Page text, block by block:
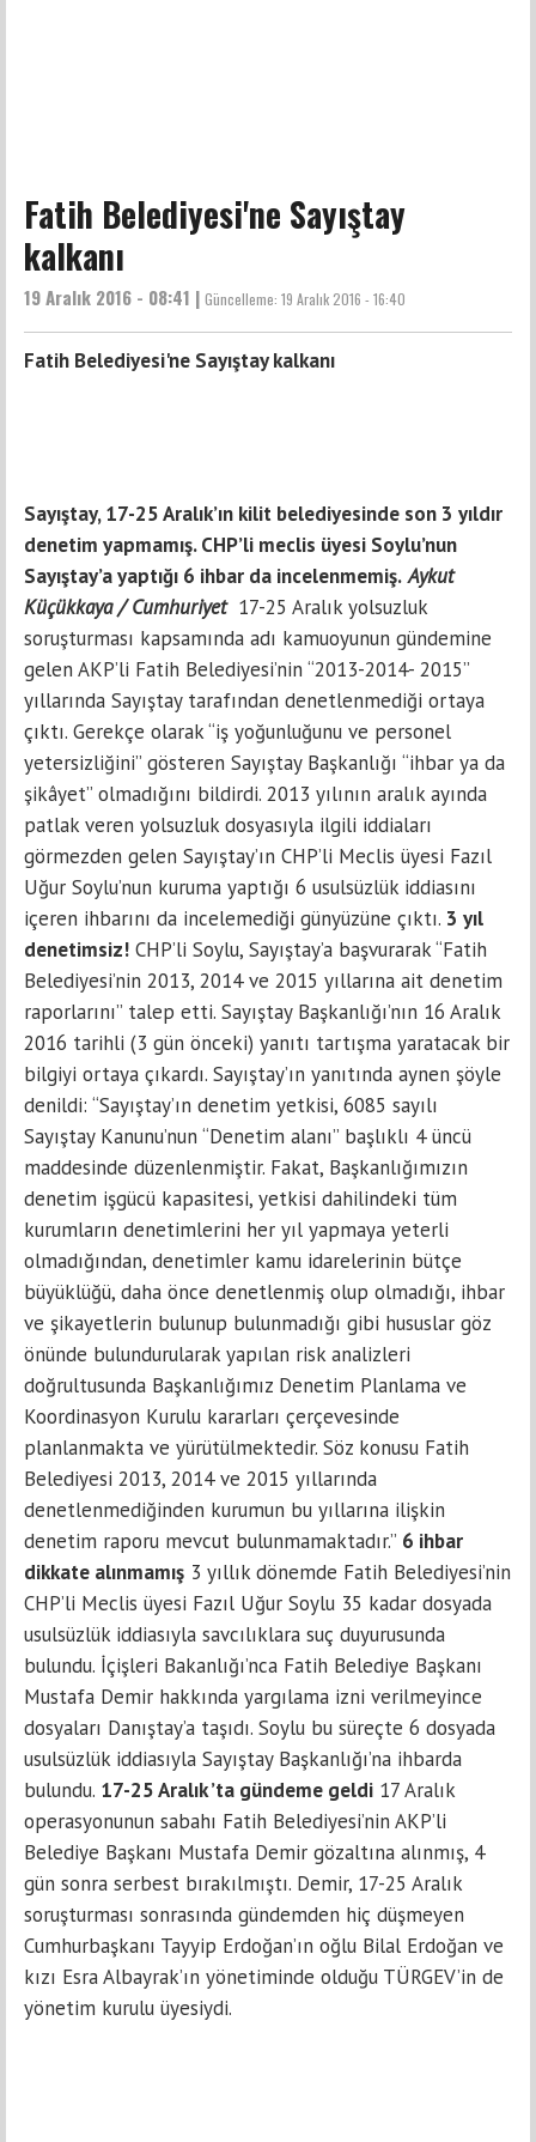
Fatih Belediyesi'ne Sayıştay
kalkanı
19 Aralık 2016 - 08:41 | Güncelleme: 19 Aralık 2016 - 16:40
Fatih Belediyesi'ne Sayıştay kalkanı
Sayıştay, 17-25 Aralık’ın kilit belediyesinde son 3 yıldır
denetim yapmamış. CHP’li meclis üyesi Soylu’nun
Sayıştay’a yaptığı 6 ihbar da incelenmemiş. Aykut
Küçükkaya / Cumhuriyet 17-25 Aralık yolsuzluk
soruşturması kapsamında adı kamuoyunun gündemine
gelen AKP’li Fatih Belediyesi’nin “2013-2014- 2015”
yıllarında Sayıştay tarafından denetlenmediği ortaya
çıktı. Gerekçe olarak “iş yoğunluğunu ve personel
yetersizliğini” gösteren Sayıştay Başkanlığı “ihbar ya da
şikâyet” olmadığını bildirdi. 2013 yılının aralık ayında
patlak veren yolsuzluk dosyasıyla ilgili iddiaları
görmezden gelen Sayıştay’ın CHP’li Meclis üyesi Fazıl
Uğur Soylu’nun kuruma yaptığı 6 usulsüzlük iddiasını
içeren ihbarını da incelemediği günyüzüne çıktı. 3 yıl
denetimsiz! CHP’li Soylu, Sayıştay’a başvurarak “Fatih
Belediyesi’nin 2013, 2014 ve 2015 yıllarına ait denetim
raporlarını” talep etti. Sayıştay Başkanlığı’nın 16 Aralık
2016 tarihli (3 gün önceki) yanıtı tartışma yaratacak bir
bilgiyi ortaya çıkardı. Sayıştay’ın yanıtında aynen şöyle
denildi: “Sayıştay’ın denetim yetkisi, 6085 sayılı
Sayıştay Kanunu’nun “Denetim alanı” başlıklı 4 üncü
maddesinde düzenlenmiştir. Fakat, Başkanlığımızın
denetim işgücü kapasitesi, yetkisi dahilindeki tüm
kurumların denetimlerini her yıl yapmaya yeterli
olmadığından, denetimler kamu idarelerinin bütçe
büyüklüğü, daha önce denetlenmiş olup olmadığı, ihbar
ve şikayetlerin bulunup bulunmadığı gibi hususlar göz
önünde bulundurularak yapılan risk analizleri
doğrultusunda Başkanlığımız Denetim Planlama ve
Koordinasyon Kurulu kararları çerçevesinde
planlanmakta ve yürütülmektedir. Söz konusu Fatih
Belediyesi 2013, 2014 ve 2015 yıllarında
denetlenmediğinden kurumun bu yıllarına ilişkin
denetim raporu mevcut bulunmamaktadır.” 6 ihbar
dikkate alınmamış 3 yıllık dönemde Fatih Belediyesi’nin
CHP’li Meclis üyesi Fazıl Uğur Soylu 35 kadar dosyada
usulsüzlük iddiasıyla savcılıklara suç duyurusunda
bulundu. İçişleri Bakanlığı’nca Fatih Belediye Başkanı
Mustafa Demir hakkında yargılama izni verilmeyince
dosyaları Danıştay’a taşıdı. Soylu bu süreçte 6 dosyada
usulsüzlük iddiasıyla Sayıştay Başkanlığı’na ihbarda
bulundu. 17-25 Aralık ’ta gündeme geldi 17 Aralık
operasyonunun sabahı Fatih Belediyesi’nin AKP’li
Belediye Başkanı Mustafa Demir gözaltına alınmış, 4
gün sonra serbest bırakılmıştı. Demir, 17-25 Aralık
soruşturması sonrasında gündemden hiç düşmeyen
Cumhurbaşkanı Tayyip Erdoğan’ın oğlu Bilal Erdoğan ve
kızı Esra Albayrak’ın yönetiminde olduğu TÜRGEV’in de
yönetim kurulu üyesiydi.